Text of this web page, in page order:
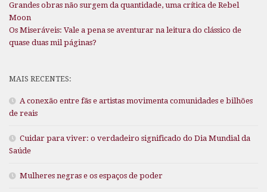
Grandes obras não surgem da quantidade, uma crítica de Rebel
Moon
Os Miseráveis: Vale a pena se aventurar na leitura do clássico de
quase duas mil páginas?
MAIS RECENTES:
A conexão entre fãs e artistas movimenta comunidades e bilhões
de reais
Cuidar para viver: o verdadeiro significado do Dia Mundial da
Saúde
Mulheres negras e os espaços de poder